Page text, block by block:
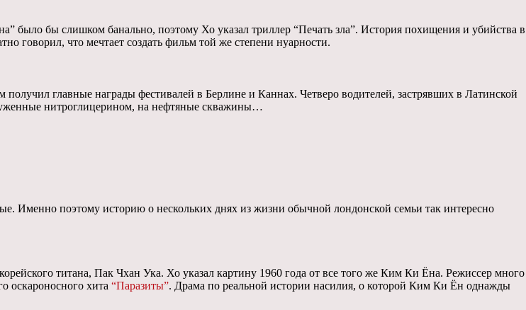
было бы слишком банально, поэтому Хо указал триллер “Печать зла”. История похищения и убийства в
говорил, что мечтает создать фильм той же степени нуарности.
главные награды фестивалей в Берлине и Каннах. Четверо водителей, застрявших в Латинской
нитроглицерином, на нефтяные скважины…
Именно поэтому историю о нескольких днях из жизни обычной лондонской семьи так интересно
титана, Пак Чхан Ука. Хо указал картину 1960 года от все того же Ким Ки Ёна. Режиссер много
оскароносного хита “Паразиты”. Драма по реальной истории насилия, о которой Ким Ки Ён однажды